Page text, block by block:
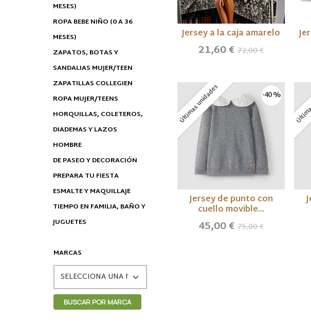
MESES)
ROPA BEBE NIÑO (0 A 36
MESES)
ZAPATOS, BOTAS Y
SANDALIAS MUJER/TEEN
ZAPATILLAS COLLEGIEN
ROPA MUJER/TEENS
HORQUILLAS, COLETEROS,
DIADEMAS Y LAZOS
HOMBRE
DE PASEO Y DECORACIÓN
PREPARA TU FIESTA
ESMALTE Y MAQUILLAJE
TIEMPO EN FAMILIA, BAÑO Y
JUGUETES
MARCAS
Jersey a la caja amarelo
21,60 € 72,00 €
Últimas unidades -40 %
Jersey de punto con
cuello movible...
45,00 € 75,00 €